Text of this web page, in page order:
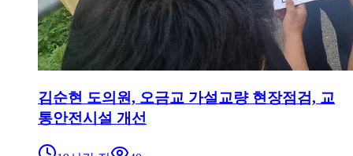
김순현 도의원, 오금교 가설교량 현장점검, 교
통안전시설 개선